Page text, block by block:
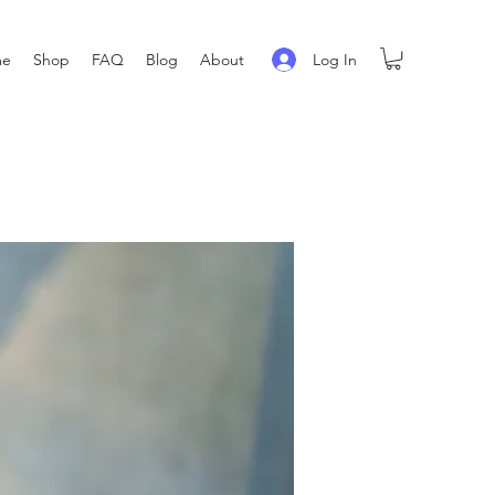
Shop FAQ Blog About Log In